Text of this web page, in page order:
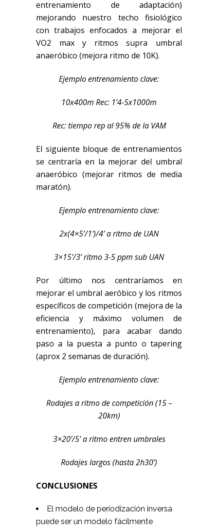
entrenamiento de adaptación)
mejorando nuestro techo fisiológico
con trabajos enfocados a mejorar el
VO2 max y ritmos supra umbral
anaeróbico (mejora ritmo de 10K).
Ejemplo entrenamiento clave:
10x400m Rec: 1’4-5x1000m
Rec: tiempo rep al 95% de la VAM
El siguiente bloque de entrenamientos
se centraría en la mejorar del umbral
anaeróbico (mejorar ritmos de media
maratón).
Ejemplo entrenamiento clave:
2x(4×5’/1’)/4’ a ritmo de UAN
3×15’/3’ ritmo 3-5 ppm sub UAN
Por último nos centraríamos en
mejorar el umbral aeróbico y los ritmos
específicos de competición (mejora de la
eficiencia y máximo volumen de
entrenamiento), para acabar dando
paso a la puesta a punto o tapering
(aprox 2 semanas de duración).
Ejemplo entrenamiento clave:
Rodajes a ritmo de competición (15 –
20km)
3×20’/5’ a ritmo entren umbrales
Rodajes largos (hasta 2h30’)
CONCLUSIONES
El modelo de periodización inversa
puede ser un modelo fácilmente